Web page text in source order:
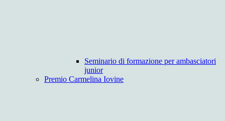
Seminario di formazione per ambasciatori
junior
Premio Carmelina Iovine